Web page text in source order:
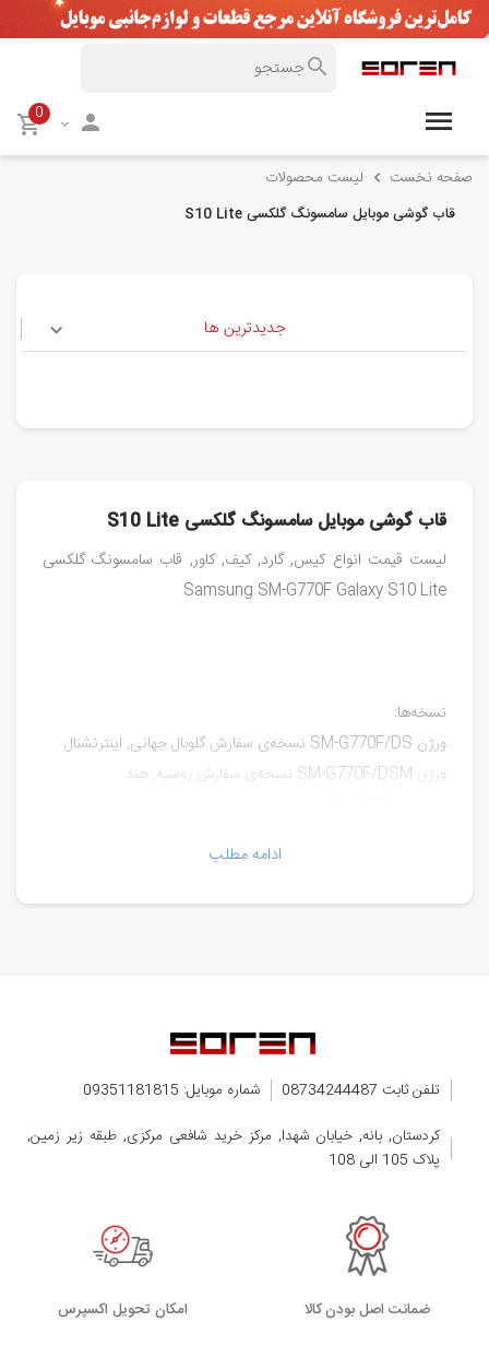
0
صفحه نخست لیست محصولات
قاب گوشی موبایل سامسونگ گلکسی S10 Lite
جدیدترین ها
قاب گوشی موبایل سامسونگ گلکسی S10 Lite
لیست قیمت انواع کیس, گارد, کیف, کاور, قاب سامسونگ گلکسی
Samsung SM-G770F Galaxy S10 Lite
نسخه‌ها:
ورژن SM-G770F/DS نسخه‌ی سفارش گلوبال جهانی, اینترنشنال
ورژن SM-G770F/DSM نسخه‌ی سفارش روسیه, هند
مدل‌ها:
ادامه مطلب
تلفن ثابت 08734244487
شماره موبایل: 09351181815
کردستان, بانه, خیابان شهدا, مرکز خرید شافعی مرکزی, طبقه زیر زمین,
پلاک 105 الی 108
ضمانت اصل بودن کالا اﻣﮑﺎن ﺗﺤﻮﯾﻞ اﮐﺴﭙﺮس